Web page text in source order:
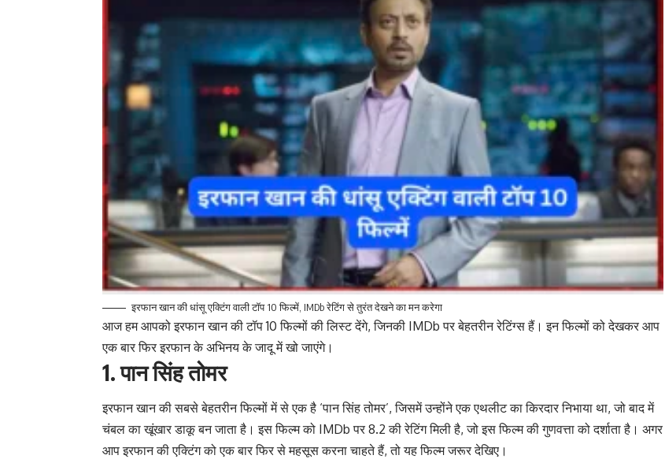
इरफान खान की धांसू एक्टिंग वाली टॉप 10 फिल्में, IMDb रेटिंग से तुरंत देखने का मन करेगा
आज हम आपकोइरफान खानकी टॉप 10 फिल्मों की लिस्ट देंगे, जिनकी IMDb पर बेहतरीन रेटिंग्स हैं। इन फिल्मों को देखकर आप
एक बार फिर इरफान के अभिनय के जादू में खो जाएंगे।
1.पान सिंह तोमर
इरफान खान की सबसे बेहतरीन फिल्मों में से एक है ‘पान सिंह तोमर’, जिसमें उन्होंने एक एथलीट का किरदार निभाया था, जो बाद में
चंबल का खूंखार डाकू बन जाता है। इस फिल्म को IMDb पर 8.2 की रेटिंग मिली है, जो इस फिल्म की गुणवत्ता को दर्शाता है। अगर
आप इरफान की एक्टिंग को एक बार फिर से महसूस करना चाहते हैं, तो यह फिल्म जरूर देखिए।